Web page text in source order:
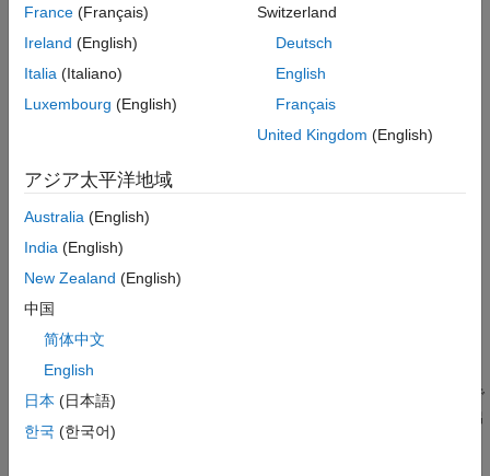
inline
_Bool
16 進浮動小数点定数
ローカル ラベル宣言
typeof
複合リテラル
混在する宣言およびコード。つまり、ブロックの先頭で
はなく、ブロック内の実行可能ステートメントの後に出
現する宣言
France (Français)
Ireland (English)
Italia (Italiano)
Luxembourg (English)
Switzerland
Deutsch
English
Français
United Kingdom (English)
アジア太平洋地域
Australia (English)
India (English)
New Zealand (English)
中国
简体中文
English
日本 (日本語)
한국 (한국어)